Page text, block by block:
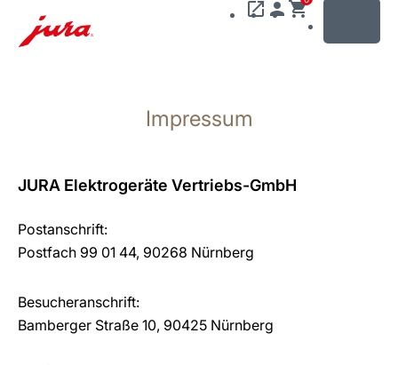
wechseln
Impressum
JURA Elektrogeräte Vertriebs-GmbH
Postanschrift:
Postfach 99 01 44, 90268 Nürnberg
Besucheranschrift:
Bamberger Straße 10, 90425 Nürnberg